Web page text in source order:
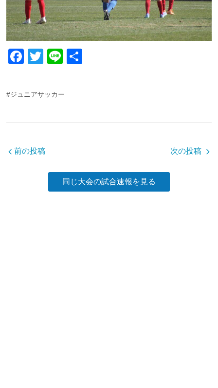
F
c
e
b
o
T
er
Li
#ジュニアサッカー
前の投稿 次の投稿
同じ大会の試合速報を見る